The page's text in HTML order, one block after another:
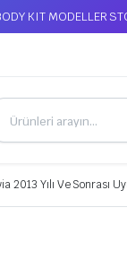
KIT MODELLER
2013 Yılı Ve Sonrası